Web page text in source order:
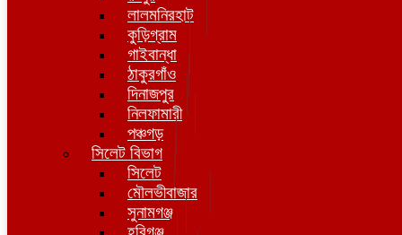
লালমনিরহাট
কুড়িগ্রাম
গাইবান্ধা
ঠাকুরগাঁও
দিনাজপুর
নিলফামারী
পঞ্চগড়
সিলেট বিভাগ
সিলেট
মৌলভীবাজার
সুনামগঞ্জ